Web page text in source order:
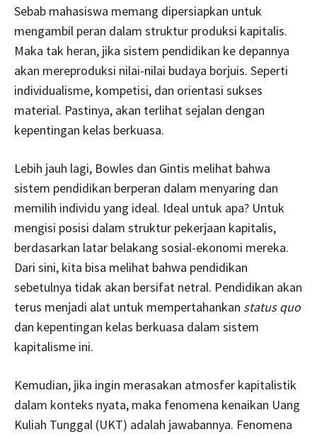
Sebab mahasiswa memang dipersiapkan untuk
mengambil peran dalam struktur produksi kapitalis.
Maka tak heran, jika sistem pendidikan ke depannya
akan mereproduksi nilai-nilai budaya borjuis. Seperti
individualisme, kompetisi, dan orientasi sukses
material. Pastinya, akan terlihat sejalan dengan
kepentingan kelas berkuasa.
Lebih jauh lagi, Bowles dan Gintis melihat bahwa
sistem pendidikan berperan dalam menyaring dan
memilih individu yang ideal. Ideal untuk apa? Untuk
mengisi posisi dalam struktur pekerjaan kapitalis,
berdasarkan latar belakang sosial-ekonomi mereka.
Dari sini, kita bisa melihat bahwa pendidikan
sebetulnya tidak akan bersifat netral. Pendidikan akan
terus menjadi alat untuk mempertahankan status quo
dan kepentingan kelas berkuasa dalam sistem
kapitalisme ini.
Kemudian, jika ingin merasakan atmosfer kapitalistik
dalam konteks nyata, maka fenomena kenaikan Uang
Kuliah Tunggal (UKT) adalah jawabannya. Fenomena